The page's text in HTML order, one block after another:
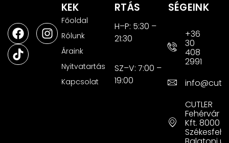
KEK
Főoldal
Rólunk
Áraink
Nyitvatartás
Kapcsolat
RTÁS
H–P: 5:30 –
21:30
SZ–V: 7:00 –
19:00
SÉGEINK
+36
30
408
2991
CUTLER
Fehérvár
Kft. 8000